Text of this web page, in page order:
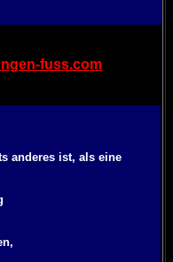
fuss.com
anderes ist, als eine